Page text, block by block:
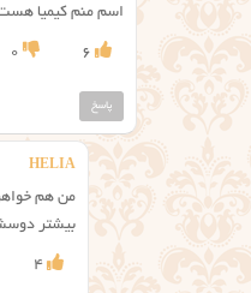
اسم منم کیمیا
6
0
پاسخ
HELIA
من هم
بیشتر
4